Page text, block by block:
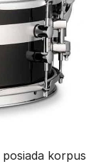
posiada korpus